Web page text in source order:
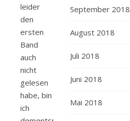
leider
den
ersten
Band
auch
nicht
gelesen
habe, bin
ich
September 2018
August 2018
Juli 2018
Juni 2018
Mai 2018